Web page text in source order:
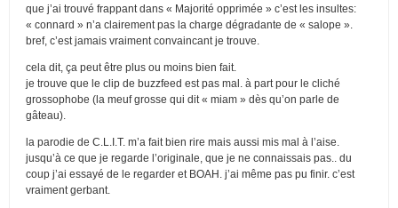
que j’ai trouvé frappant dans « Majorité opprimée » c’est les insultes:
« connard » n’a clairement pas la charge dégradante de « salope ».
bref, c’est jamais vraiment convaincant je trouve.
cela dit, ça peut être plus ou moins bien fait.
je trouve que le clip de buzzfeed est pas mal. à part pour le cliché
grossophobe (la meuf grosse qui dit « miam » dès qu’on parle de
gâteau).
la parodie de C.L.I.T. m’a fait bien rire mais aussi mis mal à l’aise.
jusqu’à ce que je regarde l’originale, que je ne connaissais pas.. du
coup j’ai essayé de le regarder et BOAH. j’ai même pas pu finir. c’est
vraiment gerbant.